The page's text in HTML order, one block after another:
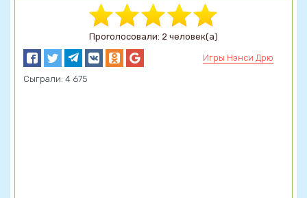
Проголосовали: 2 человек(а)
Игры Нэнси Дрю
Сыграли: 4 675